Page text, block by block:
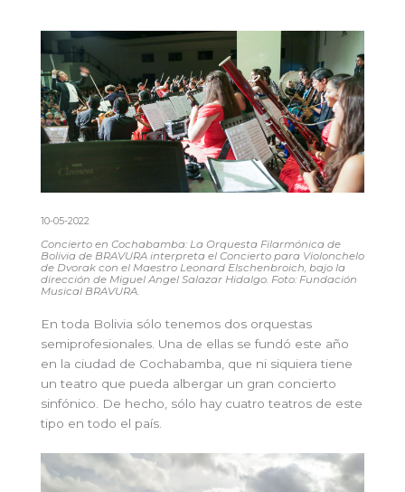
10-05-2022
Concierto en Cochabamba: La Orquesta Filarmónica de
Bolivia de BRAVURA interpreta el Concierto para Violonchelo
de Dvorak con el Maestro Leonard Elschenbroich, bajo la
dirección de Miguel Angel Salazar Hidalgo . Foto: Fundación
Musical BRAVURA.
En toda Bolivia sólo tenemos dos orquestas
semiprofesionales. Una de ellas se fundó este año
en la ciudad de Cochabamba, que ni siquiera tiene
un teatro que pueda albergar un gran concierto
sinfónico. De hecho, sólo hay cuatro teatros de este
tipo en todo el país.